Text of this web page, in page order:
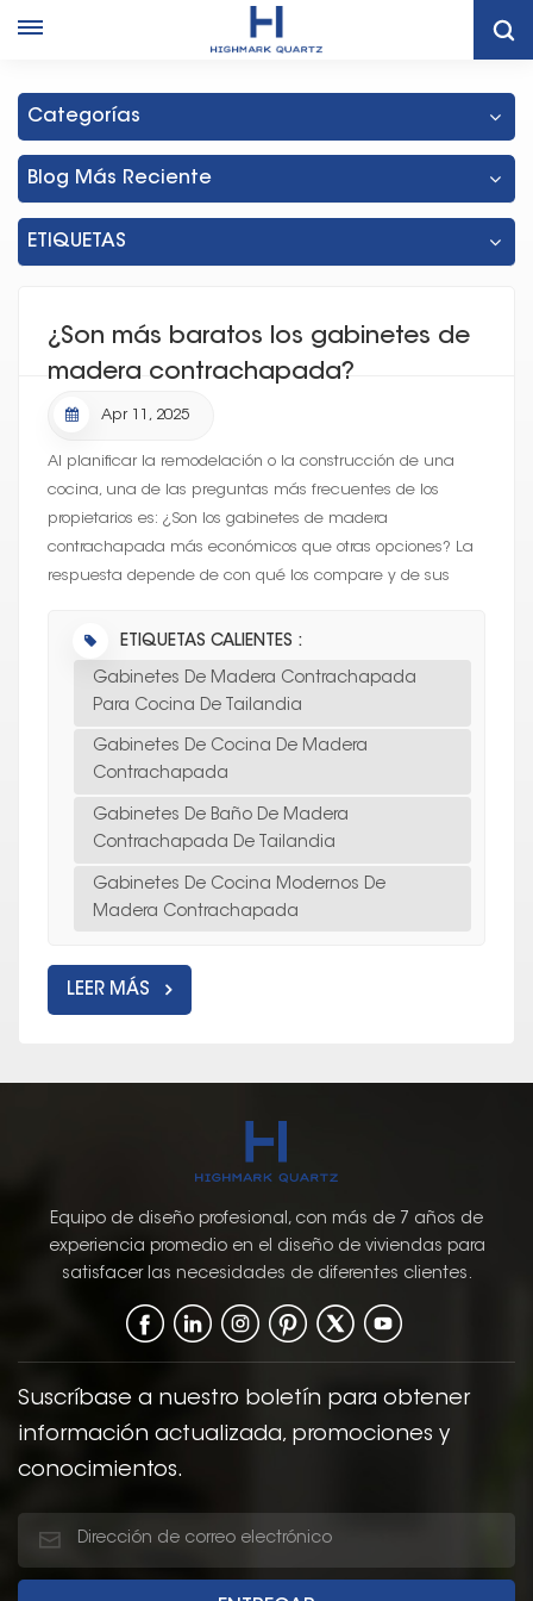
Gabinetes De Madera Contrachapada Para Cocina De
Tailandia
Categorías
Blog Más Reciente
ETIQUETAS
¿Son más baratos los gabinetes de
madera contrachapada?
Apr 11, 2025
Al planificar la remodelación o la construcción de una
cocina, una de las preguntas más frecuentes de los
propietarios es: ¿Son los gabinetes de madera
contrachapada más económicos que otras opciones? La
respuesta depende de con qué los compare y de sus
ETIQUETAS CALIENTES :
Gabinetes De Madera Contrachapada
Para Cocina De Tailandia
Gabinetes De Cocina De Madera
Contrachapada
Gabinetes De Baño De Madera
Contrachapada De Tailandia
Gabinetes De Cocina Modernos De
Madera Contrachapada
LEER MÁS
Equipo de diseño profesional, con más de 7 años de
experiencia promedio en el diseño de viviendas para
satisfacer las necesidades de diferentes clientes.
Suscríbase a nuestro boletín para obtener
información actualizada, promociones y
conocimientos.